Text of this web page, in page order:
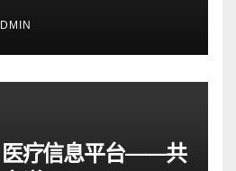
医疗信息平台——共